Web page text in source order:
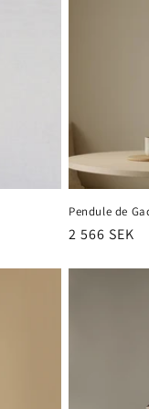
Pendule de
Prix
2 566 SEK